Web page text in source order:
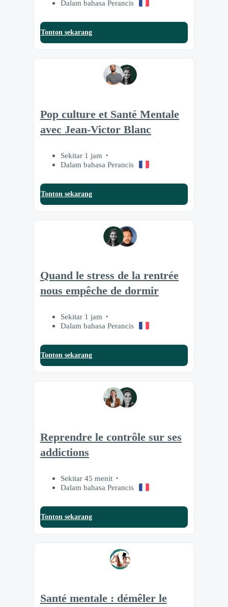
Dalam bahasa Perancis
Tonton sekarang
Pop culture et Santé Mentale
avec Jean-Victor Blanc
Sekitar 1 jam
Dalam bahasa Perancis
Tonton sekarang
Quand le stress de la rentrée
nous empêche de dormir
Sekitar 1 jam
Dalam bahasa Perancis
Tonton sekarang
Reprendre le contrôle sur ses
addictions
Sekitar 45 menit
Dalam bahasa Perancis
Tonton sekarang
Santé mentale : démêler le